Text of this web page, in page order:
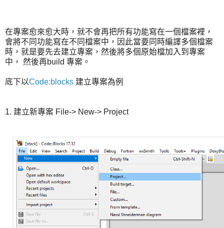
在專案愈來愈大時，就不會再把所有功能寫在一個檔案裡，
會將不同功能寫在不同檔案中，因此當要同時編譯多個檔案
時，就是要先去建立專案，然後將多個原始檔加入到專案
中， 然後再build 專案。
底下以Code:blocks 建立專案為例
1. 建立新專案 File-> New-> Project